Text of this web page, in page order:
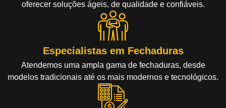
oferecer soluções ágeis, de qualidade e confiáveis.
Especialistas em Fechaduras
Atendemos uma ampla gama de fechaduras, desde
modelos tradicionais até os mais modernos e tecnológicos.